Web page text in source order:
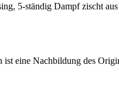
5-ständig Dampf zischt
eine Nachbildung des